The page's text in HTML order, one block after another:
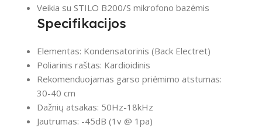
Veikia su STILO B200/S mikrofono bazėmis
Specifikacijos
Elementas: Kondensatorinis (Back Electret)
Poliarinis raštas: Kardioidinis
Rekomenduojamas garso priėmimo atstumas:
30-40 cm
Dažnių atsakas: 50Hz-18kHz
Jautrumas: -45dB (1v @ 1pa)